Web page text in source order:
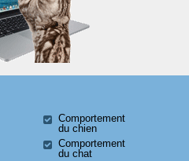
Comportement
du chien
Comportement
du chat